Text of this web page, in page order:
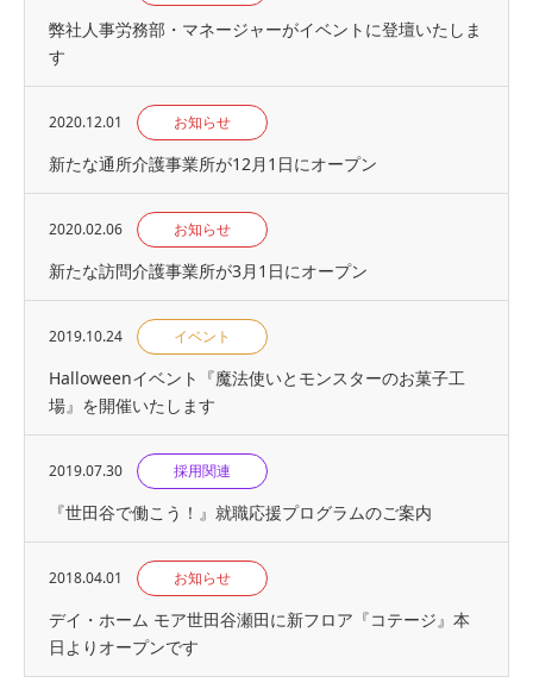
弊社人事労務部・マネージャーがイベントに登壇いたしま
す
2020.12.01 お知らせ
新たな通所介護事業所が12月1日にオープン
2020.02.06 お知らせ
新たな訪問介護事業所が3月1日にオープン
2019.10.24 イベント
Halloweenイベント『魔法使いとモンスターのお菓子工
場』を開催いたします
2019.07.30 採用関連
『世⽥⾕で働こう！』就職応援プログラムのご案内
2018.04.01 お知らせ
デイ・ホーム モア世田谷瀬田に新フロア『コテージ』本
日よりオープンです